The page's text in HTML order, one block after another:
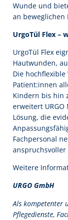
Wunde und
an beweglichen
UrgoTül Flex –
UrgoTül Flex
Hautwunden,
Die
Patient:innen
Kindern bis hin
erweitert
Lösung, die
Fachpersonal
Weitere
URGO GmbH
Als kompetenter
Pflegedienste,